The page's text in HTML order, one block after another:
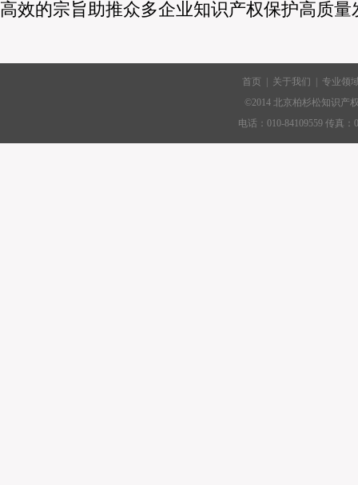
高效的宗旨助推众多企业知识产权保护高质量
首页 关于我们
专业领
|联系我们
©2014 北京柏杉松知识产
电话：010-84109559 传真：